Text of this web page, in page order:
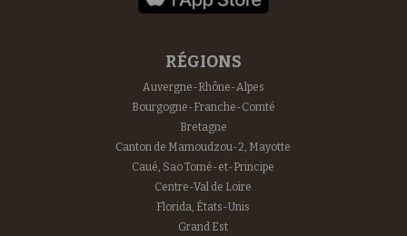
RÉGIONS
Auvergne-Rhône-Alpes
Bourgogne-Franche-Comté
Bretagne
Canton de Mamoudzou-2, Mayotte
Caué, Sao Tomé-et-Principe
Centre-Val de Loire
Florida, États-Unis
Grand Est